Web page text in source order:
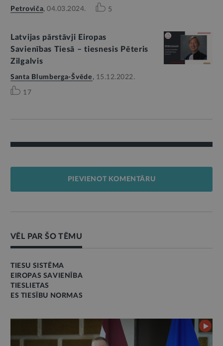
Petroviča,04.03.2024. 5
Latvijas pārstāvji Eiropas
Savienības Tiesā – tiesnesis Pēteris
Zilgalvis
Santa Blumberga-Švēde , 15.12.2022.
17
PIEVIENOT KOMENTĀRU
VĒL PAR ŠO TĒMU
TIESU SISTĒMA
EIROPAS SAVIENĪBA
TIESLIETAS
ES TIESĪBU NORMAS